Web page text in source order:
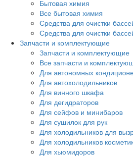
Бытовая химия
Все бытовая химия
Средства для очистки
Средства для очистки
Запчасти и комплектующие
Запчасти и комплектующие
Все запчасти и
Для автономных
Для автохолодильников
Для винного шкафа
Для дегидраторов
Для сейфов и минибаров
Для сушилок для рук
Для холодильников для
Для холодильников
Для хьюмидоров